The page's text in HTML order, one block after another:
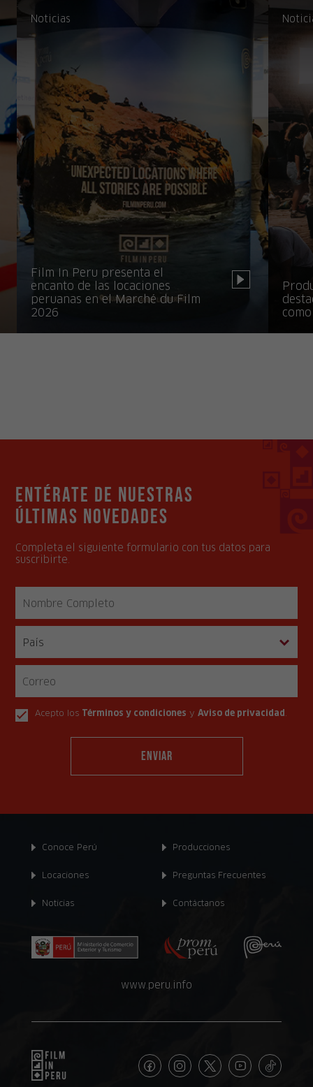
Noticias
Film In Peru presenta el
encanto de las locaciones
peruanas en el Marché du Film
2026
Entérate de nuestras
últimas novedades
Completa el siguiente formulario con tus datos para
suscribirte.
Acepto los Términos y condiciones yAviso de privacidad .
Conoce Perú
Locaciones
Noticias
Producciones
Preguntas Frecuentes
Contáctanos
www.peru.info